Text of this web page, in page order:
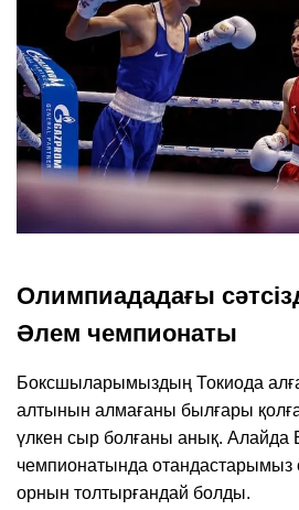
Олимпиададағы
Әлем чемпионаты
Боксшыларымыздың Токиода
алтынын алмағаны былғары
үлкен сыр болғаны анық. Алайда
чемпионатында
орнын толтырғандай болды.